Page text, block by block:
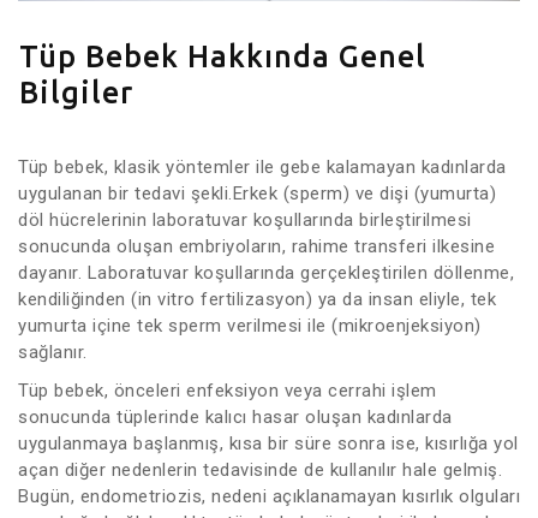
Tüp Bebek Hakkında Genel
Bilgiler
Tüp bebek, klasik yöntemler ile gebe kalamayan kadınlarda
uygulanan bir tedavi şekli.Erkek (sperm) ve dişi (yumurta)
döl hücrelerinin laboratuvar koşullarında birleştirilmesi
sonucunda oluşan embriyoların, rahime transferi ilkesine
dayanır. Laboratuvar koşullarında gerçekleştirilen döllenme,
kendiliğinden (in vitro fertilizasyon) ya da insan eliyle, tek
yumurta içine tek sperm verilmesi ile (mikroenjeksiyon)
sağlanır.
Tüp bebek, önceleri enfeksiyon veya cerrahi işlem
sonucunda tüplerinde kalıcı hasar oluşan kadınlarda
uygulanmaya başlanmış, kısa bir süre sonra ise, kısırlığa yol
açan diğer nedenlerin tedavisinde de kullanılır hale gelmiş.
Bugün, endometriozis, nedeni açıklanamayan kısırlık olguları